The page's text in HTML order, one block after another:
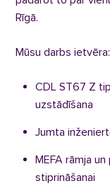
Rīgā.
Mūsu darbs ietvēra:
CDL ST67 Z
uzstādīšana
Jumta
MEFA rāmja
stiprināšanai